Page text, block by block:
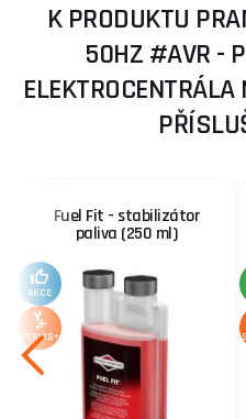
K PRODUKTU
50HZ #AVR -
Fuel Fit - stabilizátor
paliva (250 ml)
AKCE
SERVIS+